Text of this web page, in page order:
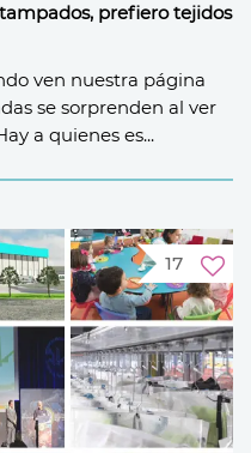
prefiero tejidos
ven nuestra página
se sorprenden al ver
a quienes es...
17